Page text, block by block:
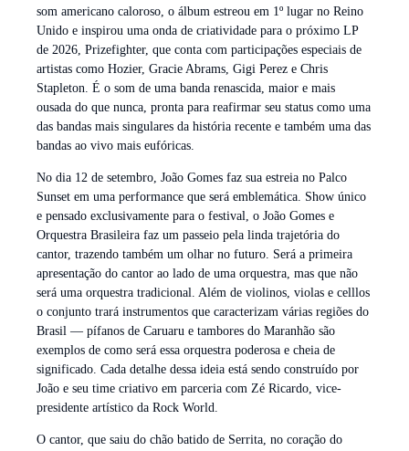
som americano caloroso, o álbum estreou em 1º lugar no Reino
Unido e inspirou uma onda de criatividade para o próximo LP
de 2026, Prizefighter, que conta com participações especiais de
artistas como Hozier, Gracie Abrams, Gigi Perez e Chris
Stapleton. É o som de uma banda renascida, maior e mais
ousada do que nunca, pronta para reafirmar seu status como uma
das bandas mais singulares da história recente e também uma das
bandas ao vivo mais eufóricas.
No dia 12 de setembro, João Gomes faz sua estreia no Palco
Sunset em uma performance que será emblemática. Show único
e pensado exclusivamente para o festival, o João Gomes e
Orquestra Brasileira faz um passeio pela linda trajetória do
cantor, trazendo também um olhar no futuro. Será a primeira
apresentação do cantor ao lado de uma orquestra, mas que não
será uma orquestra tradicional. Além de violinos, violas e celllos
o conjunto trará instrumentos que caracterizam várias regiões do
Brasil — pífanos de Caruaru e tambores do Maranhão são
exemplos de como será essa orquestra poderosa e cheia de
significado. Cada detalhe dessa ideia está sendo construído por
João e seu time criativo em parceria com Zé Ricardo, vice-
presidente artístico da Rock World.
O cantor, que saiu do chão batido de Serrita, no coração do